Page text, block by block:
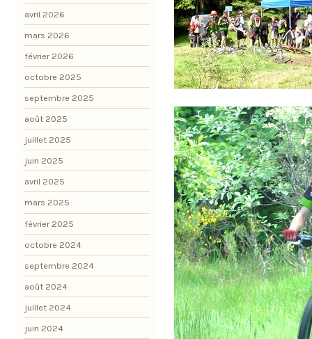
avril 2026
mars 2026
février 2026
octobre 2025
septembre 2025
août 2025
juillet 2025
juin 2025
avril 2025
mars 2025
février 2025
octobre 2024
septembre 2024
août 2024
juillet 2024
juin 2024